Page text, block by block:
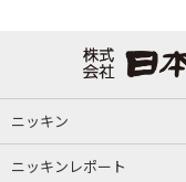
ニッキン
ニッキンレポート